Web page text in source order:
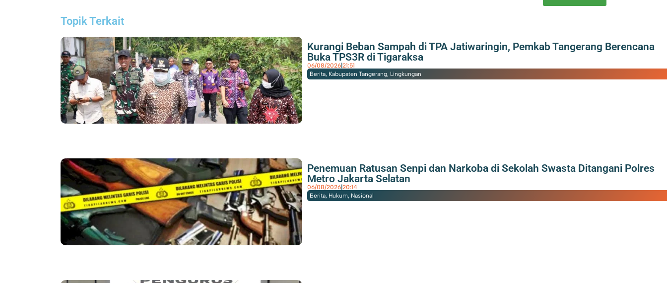
Topik Terkait
Kurangi Beban Sampah di TPA Jatiwaringin, Pemkab Tangerang Berencana
Buka TPS3R di Tigaraksa
06/08/2026| 21:51
Berita, Kabupaten Tangerang, Lingkungan
Penemuan Ratusan Senpi dan Narkoba di Sekolah Swasta Ditangani Polres
Metro Jakarta Selatan
06/08/2026| 20:14
Berita, Hukum, Nasional